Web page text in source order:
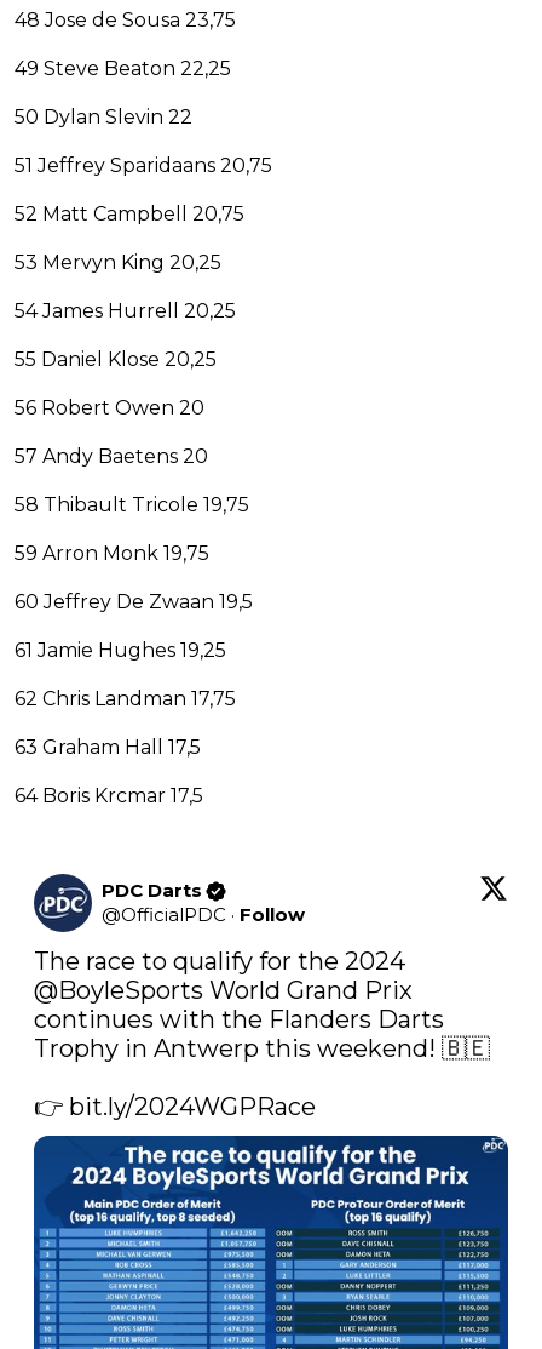
48 Jose de Sousa 23,75
49 Steve Beaton 22,25
50 Dylan Slevin 22
51 Jeffrey Sparidaans 20,75
52 Matt Campbell 20,75
53 Mervyn King 20,25
54 James Hurrell 20,25
55 Daniel Klose 20,25
56 Robert Owen 20
57 Andy Baetens 20
58 Thibault Tricole 19,75
59 Arron Monk 19,75
60 Jeffrey De Zwaan 19,5
61 Jamie Hughes 19,25
62 Chris Landman 17,75
63 Graham Hall 17,5
64 Boris Krcmar 17,5
PDC Darts
@OfficialPDC · Follow
@BoyleSports World Grand Prix
continues with the Flanders Darts
Trophy in Antwerp this weekend! 🇧🇪
👉 bit.ly/2024WGPRace